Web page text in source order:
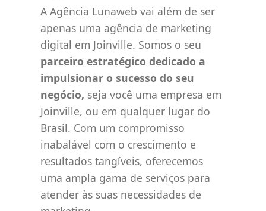
A Agência Lunaweb vai além de ser
apenas uma agência de marketing
digital em Joinville. Somos o seu
parceiro estratégico dedicado a
impulsionar o sucesso do seu
negócio, seja você uma empresa em
Joinville, ou em qualquer lugar do
Brasil. Com um compromisso
inabalável com o crescimento e
resultados tangíveis, oferecemos
uma ampla gama de serviços para
atender às suas necessidades de